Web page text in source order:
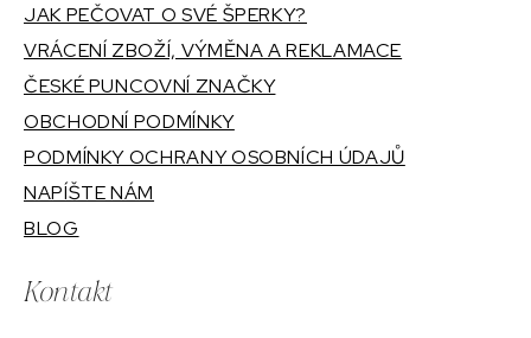
JAK PEČOVAT O SVÉ ŠPERKY?
VRÁCENÍ ZBOŽÍ, VÝMĚNA A REKLAMACE
ČESKÉ PUNCOVNÍ ZNAČKY
OBCHODNÍ PODMÍNKY
PODMÍNKY OCHRANY OSOBNÍCH ÚDAJŮ
NAPÍŠTE NÁM
BLOG
Kontakt